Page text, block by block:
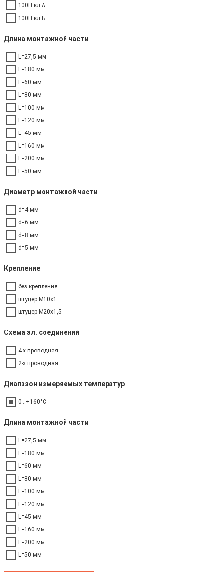
100П кл.А
100П кл.В
Длина монтажной части
L=27,5 мм
L=180 мм
L=60 мм
L=80 мм
L=100 мм
L=120 мм
L=45 мм
L=160 мм
L=200 мм
L=50 мм
Диаметр монтажной части
d=4 мм
d=6 мм
d=8 мм
d=5 мм
Крепление
без крепления
штуцер М10х1
штуцер М20х1,5
Схема эл. соединений
4-х проводная
2-х проводная
Диапазон измеряемых температур
0...+160°C
Длина монтажной части
L=27,5 мм
L=180 мм
L=60 мм
L=80 мм
L=100 мм
L=120 мм
L=45 мм
L=160 мм
L=200 мм
L=50 мм